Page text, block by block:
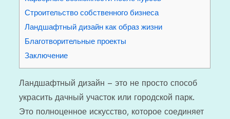
Строительство собственного бизнеса
Ландшафтный дизайн как образ жизни
Благотворительные проекты
Заключение
Ландшафтный дизайн – это не просто способ
украсить дачный участок или городской парк.
Это полноценное искусство, которое соединяет